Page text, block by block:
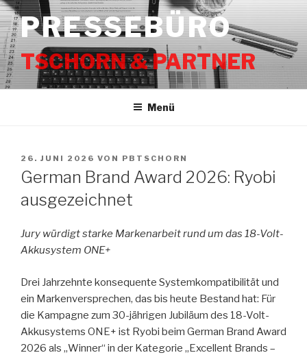
Zum
Inhalt
springenPRESSEBÜRO
TSCHORN & PARTNER
Menü
VERÖFFENTLICHT
AM
26. JUNI 2026 VON PBTSCHORN
German Brand Award 2026: Ryobi
ausgezeichnet
Jury würdigt starke Markenarbeit rund um das 18-Volt-
Akkusystem ONE+
Drei Jahrzehnte konsequente Systemkompatibilität und
ein Markenversprechen, das bis heute Bestand hat: Für
die Kampagne zum 30-jährigen Jubiläum des 18-Volt-
Akkusystems ONE+ ist Ryobi beim German Brand Award
2026 als „Winner“ in der Kategorie „Excellent Brands –